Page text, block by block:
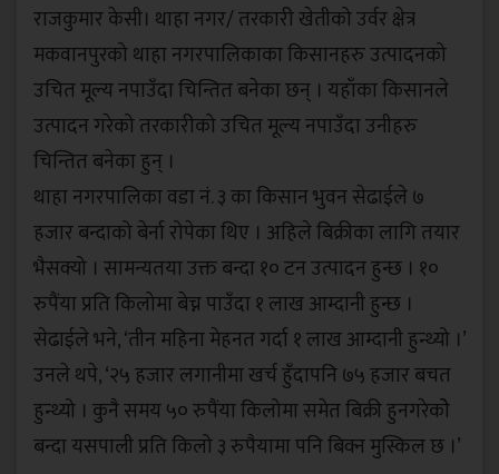
राजकुमार केसी। थाहा नगर/ तरकारी खेतीको उर्वर क्षेत्र
मकवानपुरको थाहा नगरपालिकाका किसानहरु उत्पादनको
उचित मूल्य नपाउँदा चिन्तित बनेका छन् । यहाँका किसानले
उत्पादन गरेको तरकारीको उचित मूल्य नपाउँदा उनीहरु
चिन्तित बनेका हुन् ।
थाहा नगरपालिका वडा नं. ३ का किसान भुवन सेढाईले ७
हजार बन्दाको बेर्ना रोपेका थिए । अहिले बिक्रीका लागि तयार
भैसक्यो । सामन्यतया उक्त बन्दा १० टन उत्पादन हुन्छ । १०
रुपैंया प्रति किलोमा बेच्न पाउँदा १ लाख आम्दानी हुन्छ ।
सेढाईले भने, ‘तीन महिना मेहनत गर्दा १ लाख आम्दानी हुन्थ्यो ।’
उनले थपे, ‘२५ हजार लगानीमा खर्च हुँदापनि ७५ हजार बचत
हुन्थ्यो । कुनै समय ५० रुपैंया किलोमा समेत बिक्री हुनगरेकोे
बन्दा यसपाली प्रति किलो ३ रुपैयामा पनि बिक्न मुस्किल छ ।’